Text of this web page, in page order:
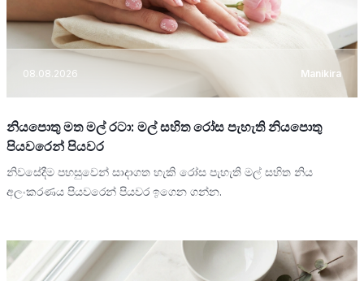
08.08.2026 Manikira
නියපොතු මත මල් රටා: මල් සහිත රෝස පැහැති නියපොතු
පියවරෙන් පියවර
නිවසේදීම පහසුවෙන් සාදාගත හැකි රෝස පැහැති මල් සහිත නිය
අලංකරණය පියවරෙන් පියවර ඉගෙන ගන්න.